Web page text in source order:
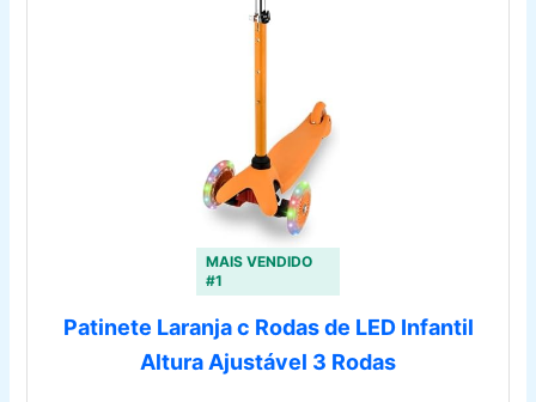
MAIS VENDIDO
#1
Patinete Laranja c Rodas de LED Infantil
Altura Ajustável 3 Rodas